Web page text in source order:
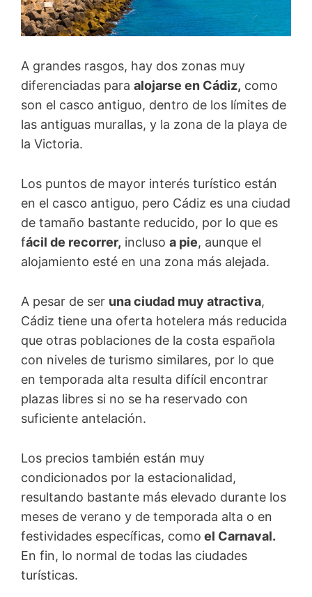
A grandes rasgos, hay dos zonas muy
diferenciadas para alojarse en Cádiz, como
son el casco antiguo, dentro de los límites de
las antiguas murallas, y la zona de la playa de
la Victoria.
Los puntos de mayor interés turístico están
en el casco antiguo, pero Cádiz es una ciudad
de tamaño bastante reducido, por lo que es
fácil de recorrer, incluso a pie, aunque el
alojamiento esté en una zona más alejada.
A pesar de ser una ciudad muy atractiva,
Cádiz tiene una oferta hotelera más reducida
que otras poblaciones de la costa española
con niveles de turismo similares, por lo que
en temporada alta resulta difícil encontrar
plazas libres si no se ha reservado con
suficiente antelación.
Los precios también están muy
condicionados por la estacionalidad,
resultando bastante más elevado durante los
meses de verano y de temporada alta o en
festividades específicas, como el Carnaval.
En fin, lo normal de todas las ciudades
turísticas.